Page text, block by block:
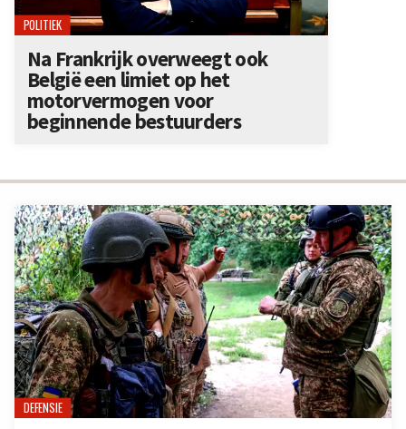
DEFENSIE
POLITIEK
Na Frankrijk overweegt ook
België een limiet op het
motorvermogen voor
beginnende bestuurders